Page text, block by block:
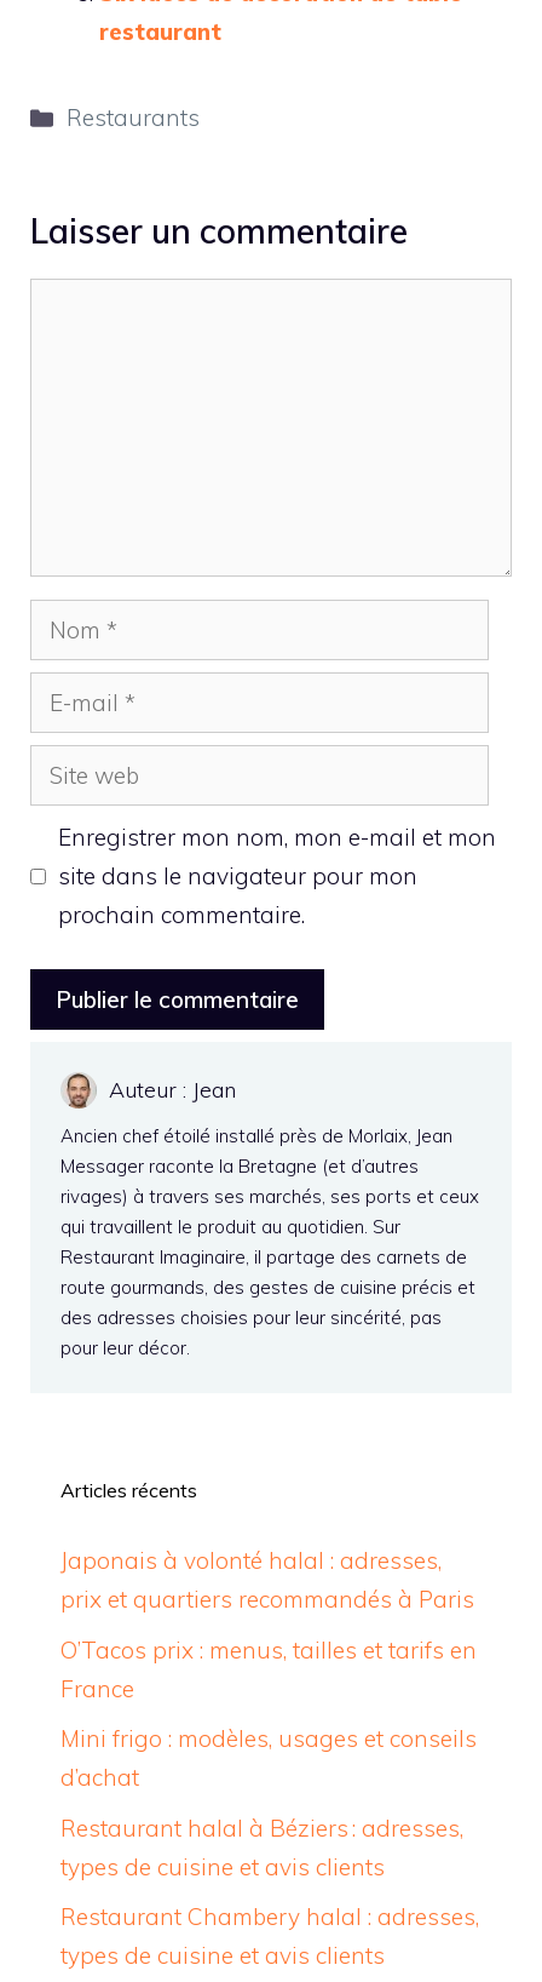
restaurant
Catégories
Restaurants
Laisser un commentaire
Nom
mail
Site
web
Enregistrer mon nom, mon e-mail et mon
site dans le navigateur pour mon
prochain commentaire.
Auteur : Jean
Ancien chef étoilé installé près de Morlaix, Jean
Messager raconte la Bretagne (et d’autres
rivages) à travers ses marchés, ses ports et ceux
qui travaillent le produit au quotidien. Sur
Restaurant Imaginaire, il partage des carnets de
route gourmands, des gestes de cuisine précis et
des adresses choisies pour leur sincérité, pas
pour leur décor.
Articles récents
Japonais à volonté halal : adresses,
prix et quartiers recommandés à Paris
O’Tacos prix : menus, tailles et tarifs en
France
Mini frigo : modèles, usages et conseils
d’achat
Restaurant halal à Béziers : adresses,
types de cuisine et avis clients
Restaurant Chambery halal : adresses,
types de cuisine et avis clients